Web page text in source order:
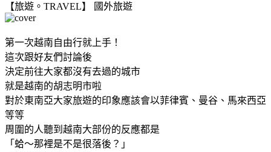
【旅遊。TRAVEL】
國外旅遊
第一次越南自由行就上手！
這次跟好友們討論後
決定前往大家都沒有去過的城市
就是越南的胡志明市啦
對於東南亞大家旅遊的印象應該會以菲律賓、曼谷、馬來西亞
等等
周圍的人聽到越南大部份的反應都是
「蛤～那裡是不是很落後？」